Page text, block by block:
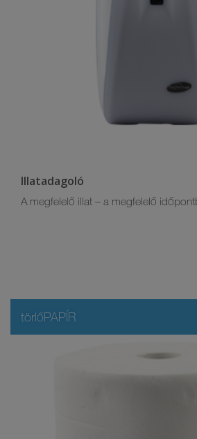
Illatadagoló
A megfelelő illat – a megfelelő
törlőPAPÍR